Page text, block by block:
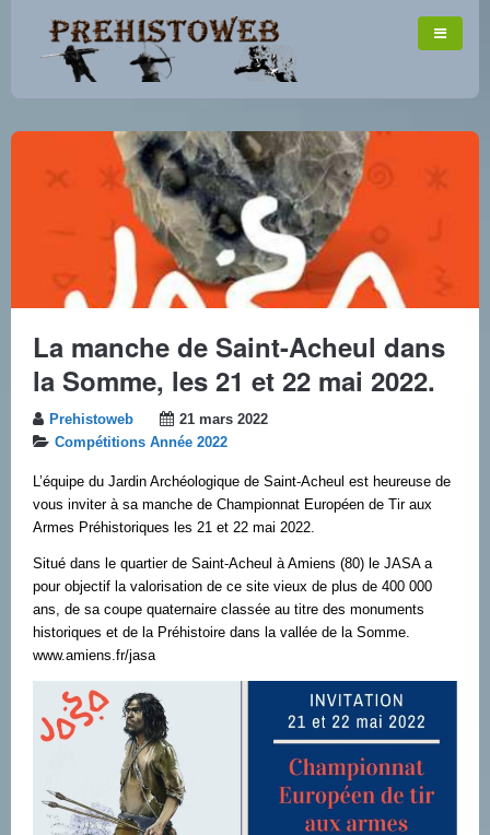
La manche de Saint-Acheul dans
la Somme, les 21 et 22 mai 2022.
Prehistoweb
21 mars 2022
Compétitions Année 2022
L’équipe du Jardin Archéologique de Saint-Acheul est heureuse de
vous inviter à sa manche de Championnat Européen de Tir aux
Armes Préhistoriques les 21 et 22 mai 2022.
Situé dans le quartier de Saint-Acheul à Amiens (80) le JASA a
pour objectif la valorisation de ce site vieux de plus de 400 000
ans, de sa coupe quaternaire classée au titre des monuments
historiques et de la Préhistoire dans la vallée de la Somme.
www.amiens.fr/jasa